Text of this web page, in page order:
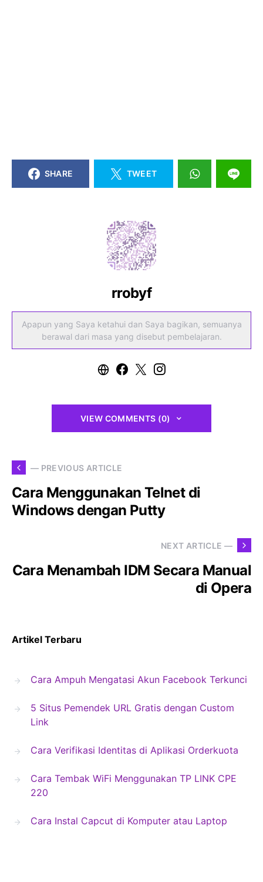
SHARE TWEET
rrobyf
Apapun yang Saya ketahui dan Saya bagikan, semuanya
berawal dari masa yang disebut pembelajaran.
VIEW COMMENTS (0)
— PREVIOUS ARTICLE
Cara Menggunakan Telnet di
Windows dengan Putty
NEXT ARTICLE —
Cara Menambah IDM Secara Manual
di Opera
Artikel Terbaru
Cara Ampuh Mengatasi Akun Facebook Terkunci
5 Situs Pemendek URL Gratis dengan Custom
Link
Cara Verifikasi Identitas di Aplikasi Orderkuota
Cara Tembak WiFi Menggunakan TP LINK CPE
220
Cara Instal Capcut di Komputer atau Laptop